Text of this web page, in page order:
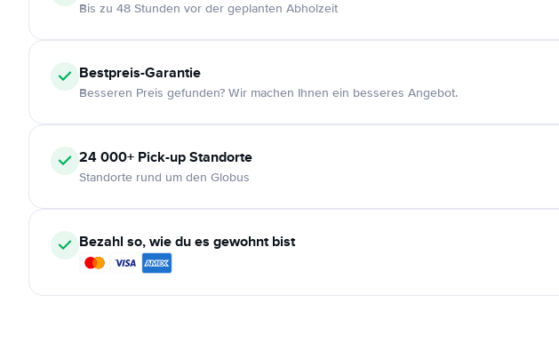
Bis zu 48 Stunden vor der geplanten Abholzeit
Bestpreis-Garantie
Besseren Preis gefunden? Wir machen Ihnen ein besseres Angebot.
24 000+ Pick-up Standorte
Standorte rund um den Globus
Bezahl so, wie du es gewohnt bist